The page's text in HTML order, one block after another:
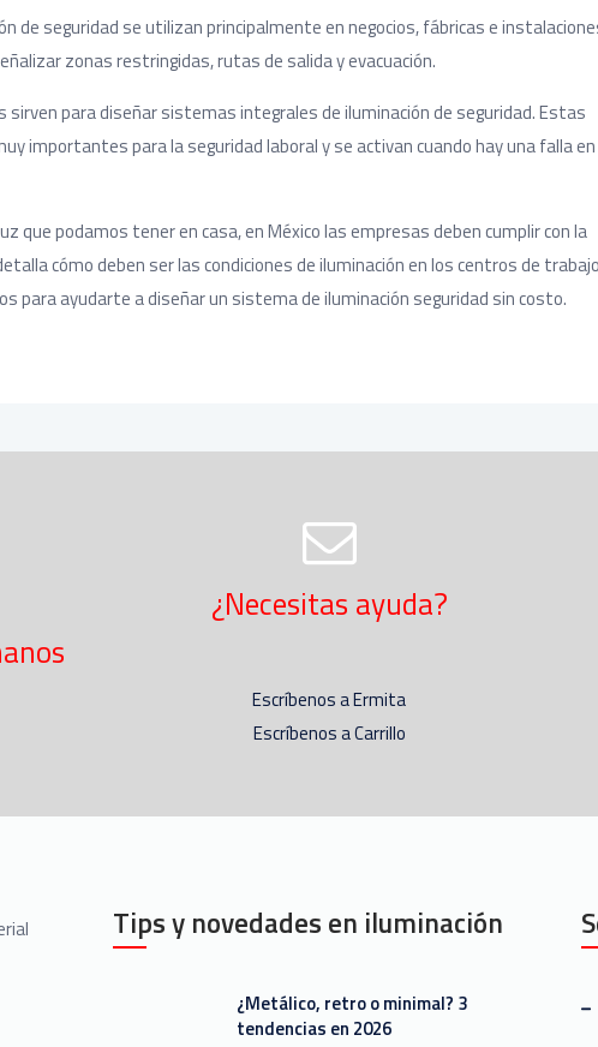
de seguridad se utilizan principalmente en negocios, fábricas e
zonas restringidas, rutas de salida y evacuación.
sirven para diseñar sistemas integrales de iluminación de seguridad. Estas
importantes para la seguridad laboral y se activan cuando hay una falla
que podamos tener en casa, en México las empresas deben cumplir con la
cómo deben ser las condiciones de iluminación en los centros de
para ayudarte a diseñar un sistema de iluminación seguridad sin costo.
¿Necesitas ayuda?
Escríbenos a Ermita
Escríbenos a Carrillo
Tips y novedades en iluminación
¿Metálico, retro o minimal? 3
tendencias en 2026